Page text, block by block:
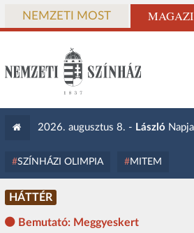
NEMZETI MOST
2026. augusztus 8. - László Napja
SZÍNHÁZI OLIMPIA MITEM
HÁTTÉR
Bemutató: Meggyeskert